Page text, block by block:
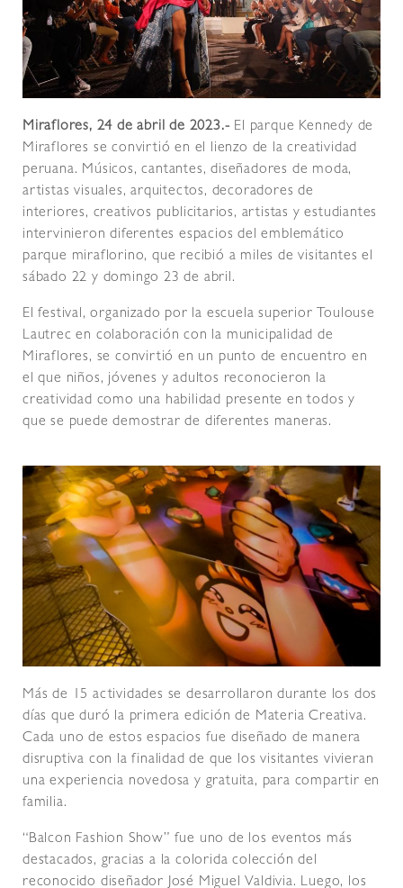
Miraflores, 24 de abril de 2023.- El parque Kennedy de
Miraflores se convirtió en el lienzo de la creatividad
peruana. Músicos, cantantes, diseñadores de moda,
artistas visuales, arquitectos, decoradores de
interiores, creativos publicitarios, artistas y estudiantes
intervinieron diferentes espacios del emblemático
parque miraflorino, que recibió a miles de visitantes el
sábado 22 y domingo 23 de abril.
El festival, organizado por la escuela superior Toulouse
Lautrec en colaboración con la municipalidad de
Miraflores, se convirtió en un punto de encuentro en
el que niños, jóvenes y adultos reconocieron la
creatividad como una habilidad presente en todos y
que se puede demostrar de diferentes maneras.
Más de 15 actividades se desarrollaron durante los dos
días que duró la primera edición de Materia Creativa.
Cada uno de estos espacios fue diseñado de manera
disruptiva con la finalidad de que los visitantes vivieran
una experiencia novedosa y gratuita, para compartir en
familia.
“Balcon Fashion Show” fue uno de los eventos más
destacados, gracias a la colorida colección del
reconocido diseñador José Miguel Valdivia. Luego, los